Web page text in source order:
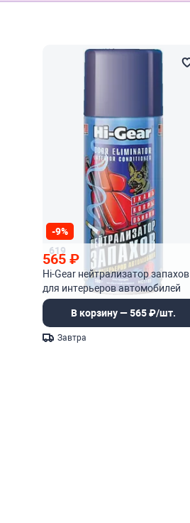
-9%
619
565₽
Hi-Gear нейтрализатор запахов
для интерьеров автомобилей
В корзину — 565 ₽/шт.
Завтра